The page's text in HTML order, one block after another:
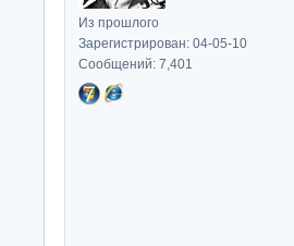
Из прошлого
Зарегистрирован: 04-05-10
Сообщений: 7,401